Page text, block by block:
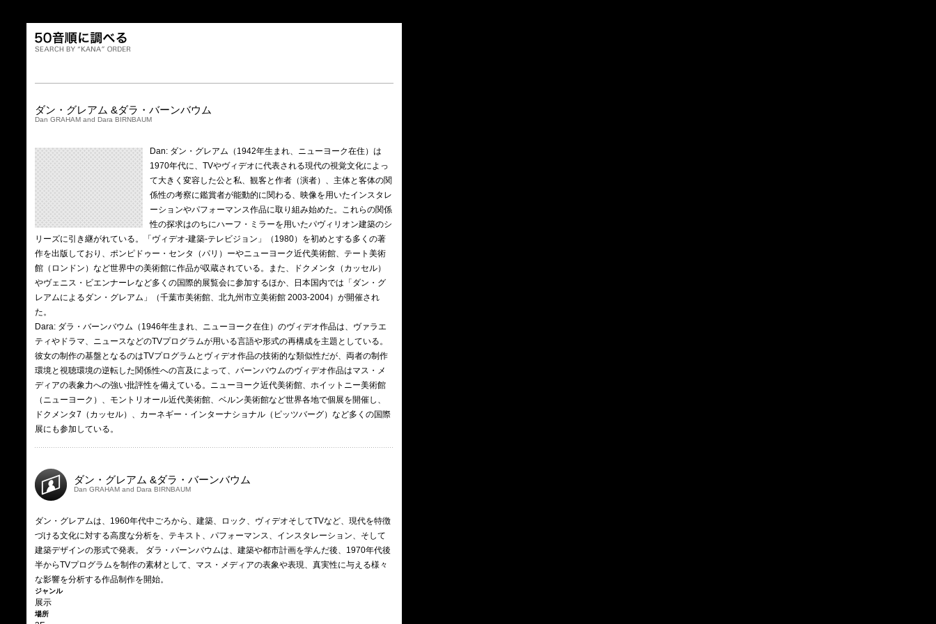
ダン・グレアム &ダラ・バーンバウム
Dan GRAHAM and Dara BIRNBAUM
Dan: ダン・グレアム（1942年生まれ、ニューヨーク在住）は
1970年代に、TVやヴィデオに代表される現代の視覚文化によっ
て大きく変容した公と私、観客と作者（演者）、主体と客体の関
係性の考察に鑑賞者が能動的に関わる、映像を用いたインスタレ
ーションやパフォーマンス作品に取り組み始めた。これらの関係
性の探求はのちにハーフ・ミラーを用いたパヴィリオン建築のシ
リーズに引き継がれている。「ヴィデオ-建築-テレビジョン」（1980）を初めとする多くの著
作を出版しており、ポンピドゥー・センタ（パリ）ーやニューヨーク近代美術館、テート美術
館（ロンドン）など世界中の美術館に作品が収蔵されている。また、ドクメンタ（カッセル）
やヴェニス・ビエンナーレなど多くの国際的展覧会に参加するほか、日本国内では「ダン・グ
レアムによるダン・グレアム」（千葉市美術館、北九州市立美術館 2003-2004）が開催され
た。
Dara: ダラ・バーンバウム（1946年生まれ、ニューヨーク在住）のヴィデオ作品は、ヴァラエ
ティやドラマ、ニュースなどのTVプログラムが用いる言語や形式の再構成を主題としている。
彼女の制作の基盤となるのはTVプログラムとヴィデオ作品の技術的な類似性だが、両者の制作
環境と視聴環境の逆転した関係性への言及によって、バーンバウムのヴィデオ作品はマス・メ
ディアの表象力への強い批評性を備えている。ニューヨーク近代美術館、ホイットニー美術館
（ニューヨーク）、モントリオール近代美術館、ベルン美術館など世界各地で個展を開催し、
ドクメンタ7（カッセル）、カーネギー・インターナショナル（ピッツバーグ）など多くの国際
展にも参加している。
ダン・グレアム &ダラ・バーンバウム
Dan GRAHAM and Dara BIRNBAUM
ダン・グレアムは、1960年代中ごろから、建築、ロック、ヴィデオそしてTVなど、現代を特徴
づける文化に対する高度な分析を、テキスト、パフォーマンス、インスタレーション、そして
建築デザインの形式で発表。 ダラ・バーンバウムは、建築や都市計画を学んだ後、1970年代後
半からTVプログラムを制作の素材として、マス・メディアの表象や表現、真実性に与える様々
な影響を分析する作品制作を開始。
ジャンル
展示
場所